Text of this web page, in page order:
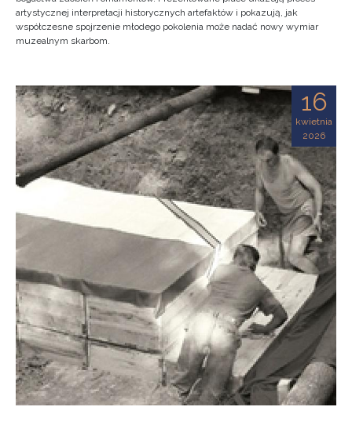
artystycznej interpretacji historycznych artefaktów i pokazują, jak
współczesne spojrzenie młodego pokolenia może nadać nowy wymiar
muzealnym skarbom.
16
kwietnia
2026